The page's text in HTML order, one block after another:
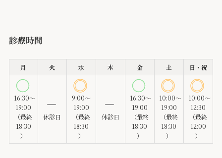
診療時間
月 火 水 木 金 土 日・祝
16:30～
19:00
（最終
18:30
）
休診日
9:00～
19:00
（最終
18:30
）
休診日
16:30～
19:00
（最終
18:30
）
10:00～
19:00
（最終
18:30
）
10:00～
12:30
（最終
12:00
）